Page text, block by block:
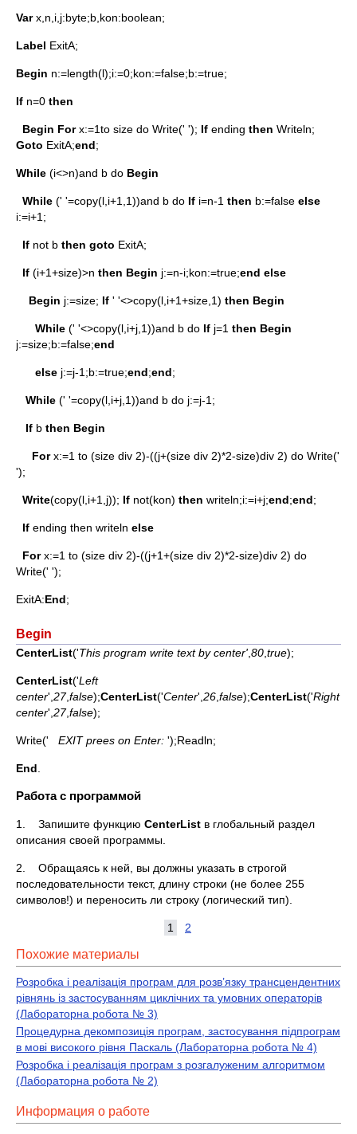
Varx,n,i,j:byte;b,kon:boolean;
Label ExitA;
Begin n:=length(l);i:=0;kon:=false;b:=true;
If n=0 then
Begin Forx:=1to size do Write(' '); If ending then Writeln;
Goto ExitA;end;
While (i<>n)and b do Begin
While (' '=copy(l,i+1,1))and b do If i=n-1 then b:=false else
i:=i+1;
If not b then goto ExitA;
If (i+1+size)>n then Begin j:=n-i;kon:=true;end else
Begin j:=size; If ' '<>copy(l,i+1+size,1) then Begin
While (' '<>copy(l,i+j,1))and b do If j=1 then Begin
j:=size;b:=false;end
else j:=j-1;b:=true;end;end;
While (' '=copy(l,i+j,1))and b do j:=j-1;
If b then Begin
Forx:=1 to (size div 2)-((j+(size div 2)*2-size)div 2) do Write('
');
Write(copy(l,i+1,j)); If not(kon) then writeln;i:=i+j;end;end;
If ending then writeln else
Forx:=1 to (size div 2)-((j+1+(size div 2)*2-size)div 2) do
Write(' ');
ExitA:End;
Begin
CenterList('This program write text by center' 80 true);
CenterList('Left
center', 27,false);CenterList('Center', 26 false);CenterList('Right
center', 27,false);
Write(' EXIT prees on Enter: ');Readln;
End
Работа с программой
1. Запишите функцию CenterList в глобальный раздел
описания своей программы.
2. Обращаясь к ней, вы должны указать в строгой
последовательности текст, длину строки (не более 255
символов!) и переносить ли строку (логический тип).
1 2
Похожие материалы
Розробка і реалізація програм для розв’язку трансцендентних
рівнянь із застосуванням циклічних та умовних операторів
(Лабораторна робота № 3)
Процедурна декомпозиція програм, застосування підпрограм
в мові високого рівня Паскаль (Лабораторна робота № 4)
Розробка і реалізація програм з розгалуженим алгоритмом
(Лабораторна робота № 2)
Информация о работе